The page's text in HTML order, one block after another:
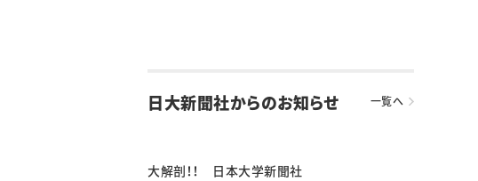
日大新聞社からのお知らせ 一覧へ
大解剖！！ 日本大学新聞社